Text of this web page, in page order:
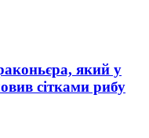
який у
сітками рибу